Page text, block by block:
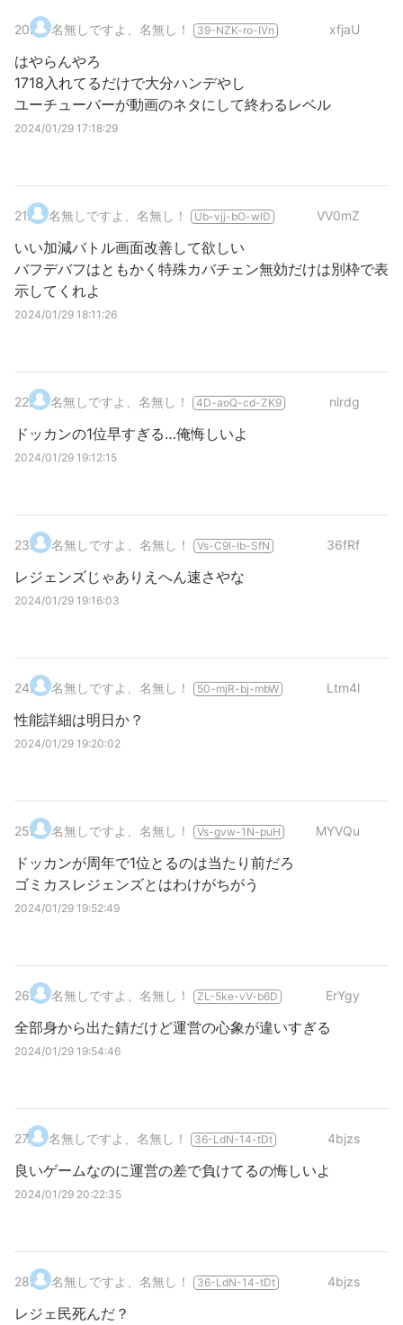
20. 名無しですよ、名無し！ 39-NZK-ro-IVn xfjaU
はやらんやろ
1718入れてるだけで大分ハンデやし
ユーチューバーが動画のネタにして終わるレベル
2024/01/29 17:18:29
21. 名無しですよ、名無し！ Ub-vjj-bO-wlD VV0mZ
いい加減バトル画面改善して欲しい
バフデバフはともかく特殊カバチェン無効だけは別枠で表
示してくれよ
2024/01/29 18:11:26
22. 名無しですよ、名無し！ 4D-aoQ-cd-ZK9 nlrdg
ドッカンの1位早すぎる…俺悔しいよ
2024/01/29 19:12:15
23. 名無しですよ、名無し！ Vs-C9l-Ib-SfN 36fRf
レジェンズじゃありえへん速さやな
2024/01/29 19:16:03
24. 名無しですよ、名無し！ 50-mjR-bj-mbW Ltm4l
性能詳細は明日か？
2024/01/29 19:20:02
25. 名無しですよ、名無し！ Vs-gvw-1N-puH MYVQu
ドッカンが周年で1位とるのは当たり前だろ
ゴミカスレジェンズとはわけがちがう
2024/01/29 19:52:49
26. 名無しですよ、名無し！ ZL-5ke-vV-b6D ErYgy
全部身から出た錆だけど運営の心象が違いすぎる
2024/01/29 19:54:46
27. 名無しですよ、名無し！ 36-LdN-14-tDt 4bjzs
良いゲームなのに運営の差で負けてるの悔しいよ
2024/01/29 20:22:35
28. 名無しですよ、名無し！ 36-LdN-14-tDt 4bjzs
レジェ民死んだ？